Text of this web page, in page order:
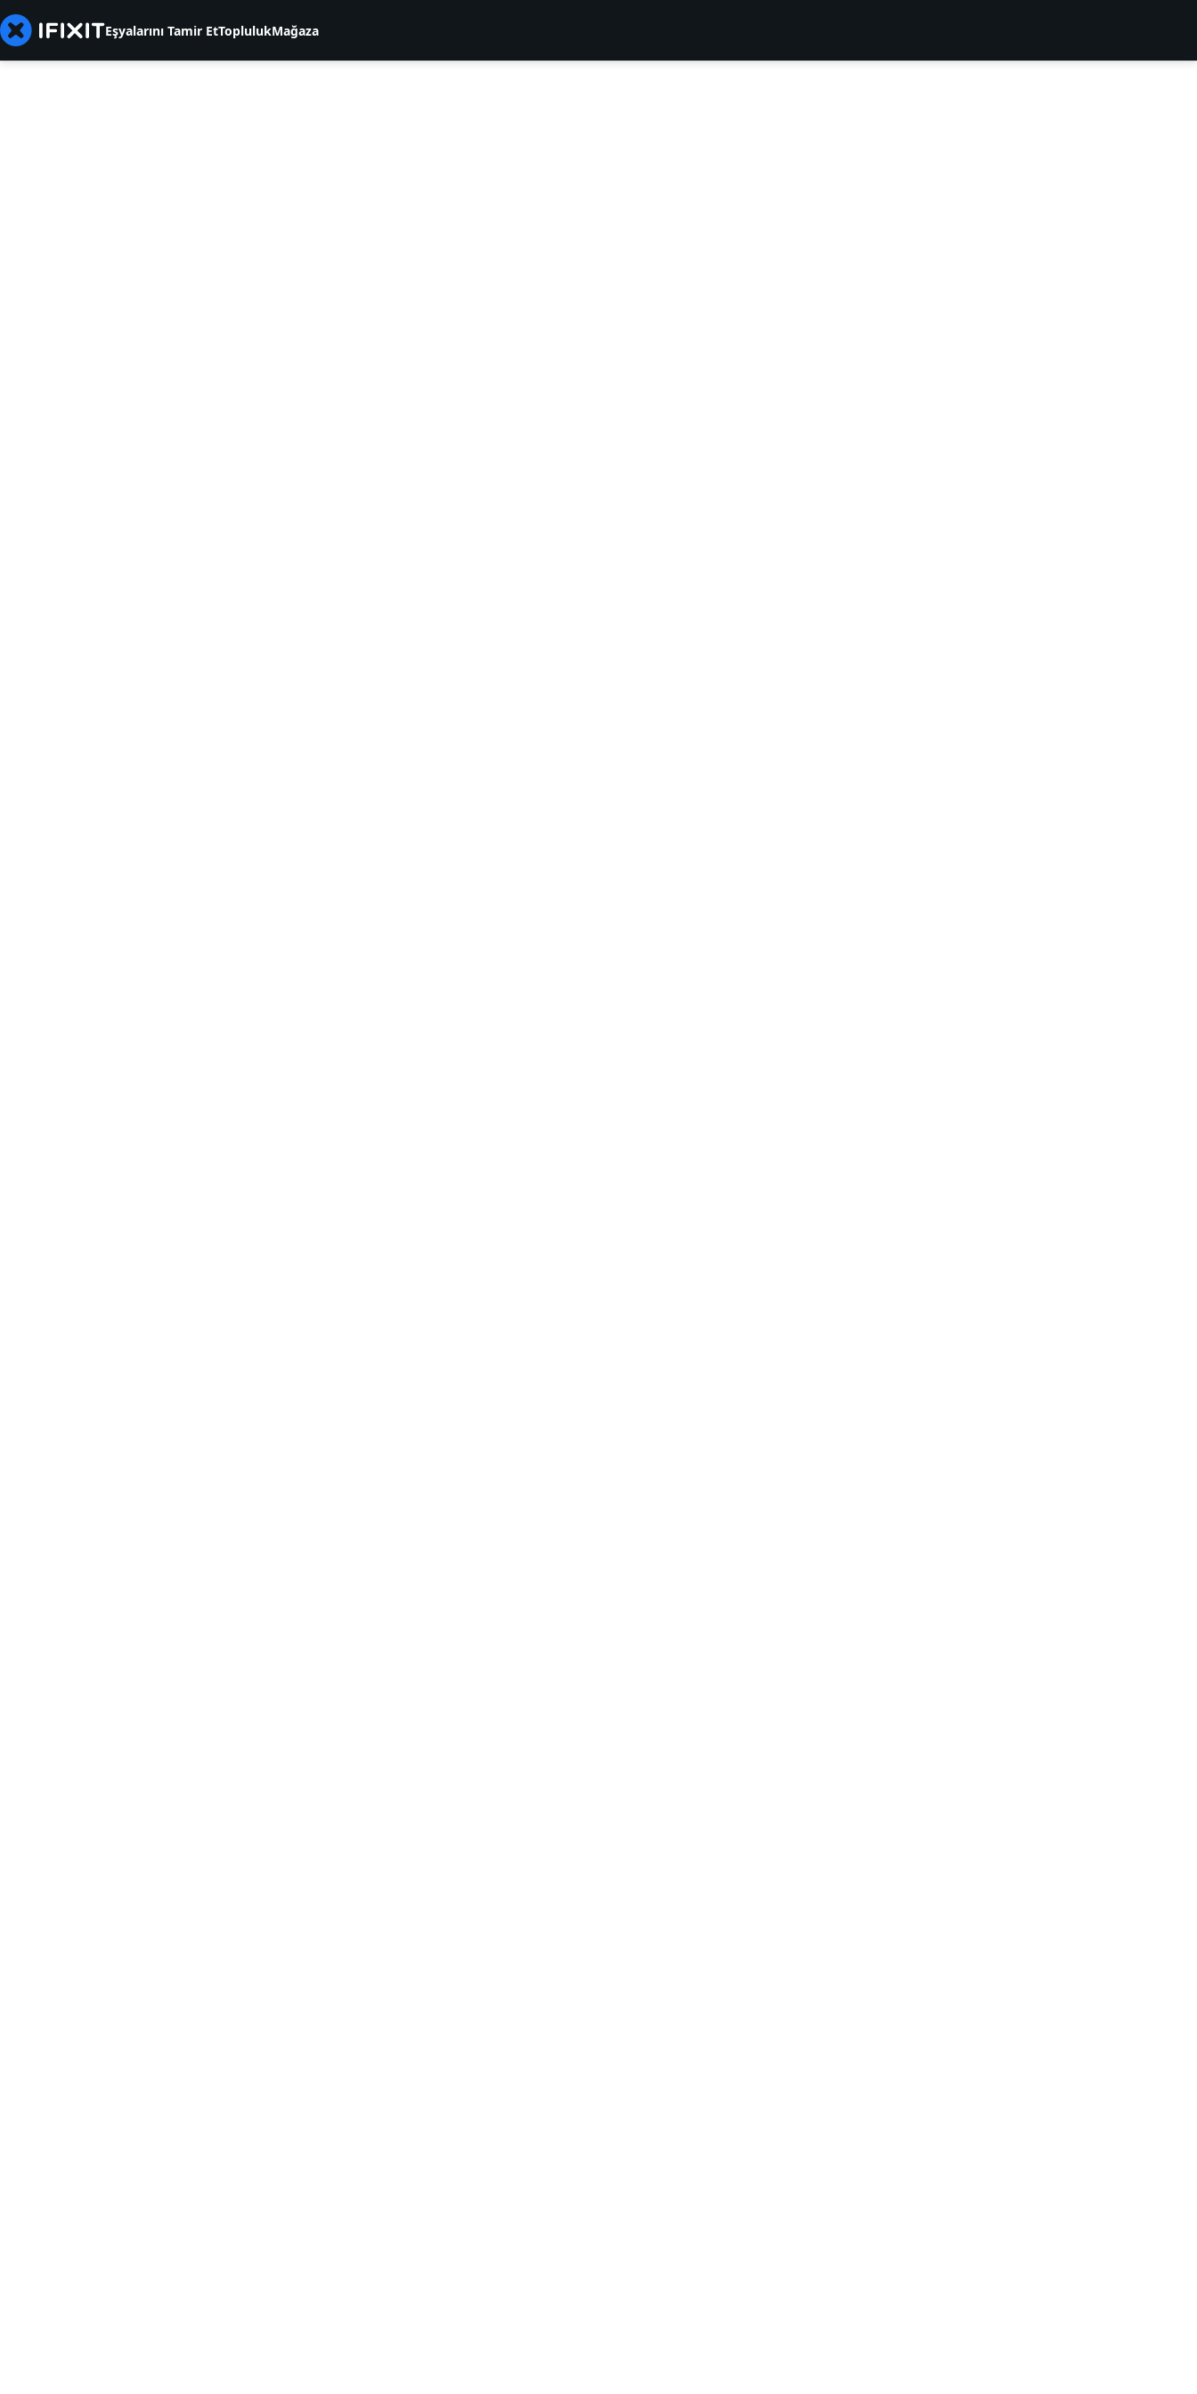
Eşyalarını Tamir EtToplulukMağaza